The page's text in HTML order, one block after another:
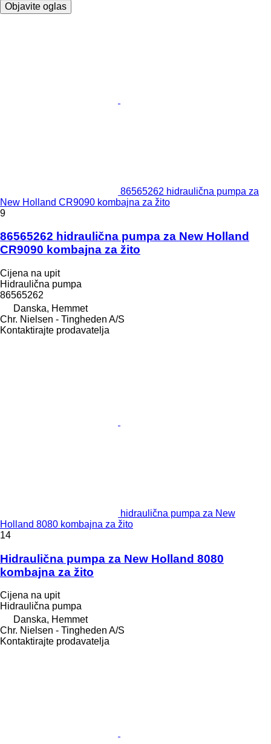
Objavite oglas
86565262 hidraulična pumpa za
New Holland CR9090 kombajna za žito
9
86565262 hidraulična pumpa za New Holland
CR9090 kombajna za žito
Cijena na upit
Hidraulična pumpa
86565262
Danska, Hemmet
Chr. Nielsen - Tingheden A/S
Kontaktirajte prodavatelja
hidraulična pumpa za New
Holland 8080 kombajna za žito
14
Hidraulična pumpa za New Holland 8080
kombajna za žito
Cijena na upit
Hidraulična pumpa
Danska, Hemmet
Chr. Nielsen - Tingheden A/S
Kontaktirajte prodavatelja